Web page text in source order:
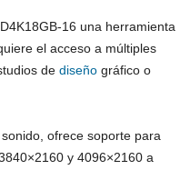
16 una herramienta
el acceso a múltiples
de diseño gráfico o
ofrece soporte para
y 4096×2160 a